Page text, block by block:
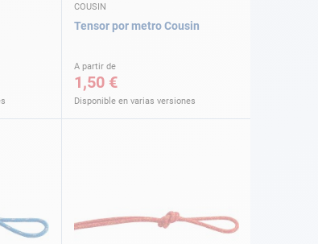
COUSIN
Tensor por metro Cousin
A partir de
1,50 €
Disponible en varias versiones